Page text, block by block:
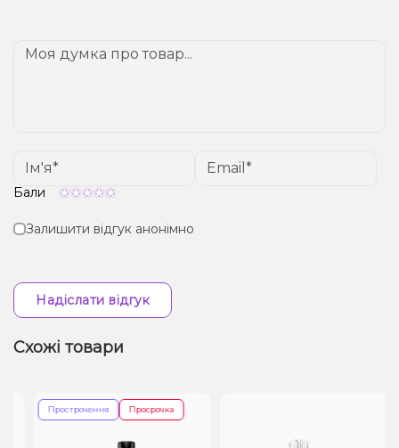
Бали
Залишити відгук анонімно
Надіслати відгук
Схожі товари
Прострочення Просрочка